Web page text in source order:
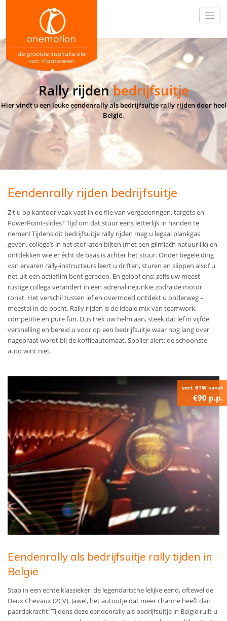
Rally rijdenbedrijfsuitje
Hier vindt u een leuke eendenrally als bedrijfsuitje rally rijden door heel
België.
Eendenrally rijden bedrijfsuitje
Zit u op kantoor vaak vast in de file van vergaderingen, targets en
PowerPoint-slides? Tijd om dat stuur eens letterlijk in handen te
nemen! Tijdens dit bedrijfsuitje rally rijden mag u legaal plankgas
geven, collega’s in het stof laten bijten (met een glimlach natuurlijk) en
ontdekken wie er écht de baas is achter het stuur. Onder begeleiding
van ervaren rally-instructeurs leert u driften, sturen en slippen alsof u
net uit een actiefilm bent gereden. En geloof ons: zelfs uw meest
rustige collega verandert in een adrenalinejunkie zodra de motor
ronkt. Het verschil tussen lef en overmoed ontdekt u onderweg –
meestal in de bocht. Rally rijden is de ideale mix van teamwork,
competitie en pure fun. Dus trek uw helm aan, steek dat lef in vijfde
versnelling en bereid u voor op een bedrijfsuitje waar nog lang over
nagepraat wordt bij de koffieautomaat. Spoiler alert: de schoonste
auto wint niet.
excl. BTW vanaf
€90 p.p.
Eendenrally als bedrijfsuitje rally tijden in
België
Stap in een echte klassieker: de legendarische lelijke eend, oftewel de
Deux Chevaux (2CV). Jawel, het autootje dat meer charme heeft dan
paardekracht! Tijdens deze eendenrally als bedrijfsuitje in België ruilt u